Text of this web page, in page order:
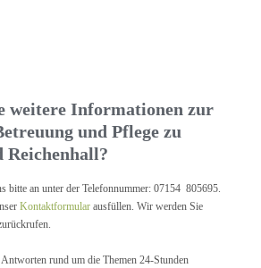
weitere Informationen zur
und Pflege zu
Reichenhall?
bitte an unter der Telefonnummer: 07154 805695.
Kontaktformular ausfüllen. Wir werden Sie
rund um die Themen 24-Stunden